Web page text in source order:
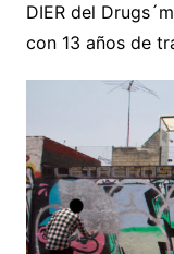
DIER del
con 13 años de